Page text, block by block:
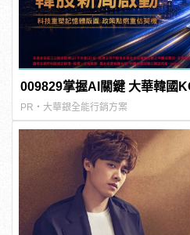
009829掌握AI關鍵 大華韓國
PR・大華銀全能行銷方案